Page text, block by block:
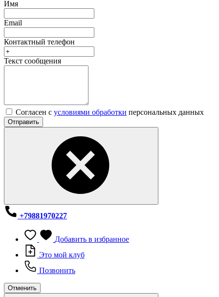
Имя
Email
Контактный телефон
Текст сообщения
Согласен с условиями обработки персональных данных
Отправить
+79881970227
Добавить в избранное
Это мой клуб
Позвонить
Отменить